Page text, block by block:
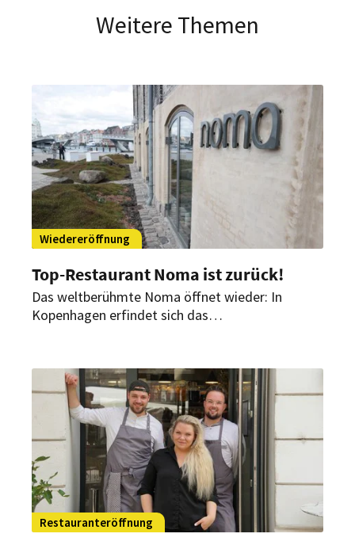
Weitere Themen
Wiedereröffnung
Top-Restaurant Noma ist zurück!
Das weltberühmte Noma öffnet wieder: In
Kopenhagen erfindet sich das
dabei.
Restauranteröffnung